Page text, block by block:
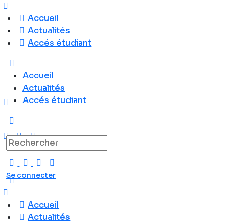
Accueil
Actualités
Accés étudiant
Accueil
Actualités
Accés étudiant
Se connecter
Recherche
pour:
Accueil
Actualités